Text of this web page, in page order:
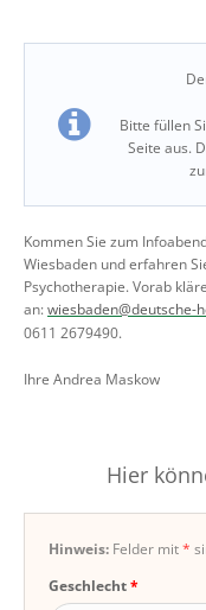
Bitte füllen
Seite aus.
Kommen Sie zum
Wiesbaden und erfahren
Psychotherapie. Vorab
an:wiesbaden@deutsche-
0611 2679490.
Ihre Andrea Maskow
Hier
Hinweis: Felder mit*
Geschlecht